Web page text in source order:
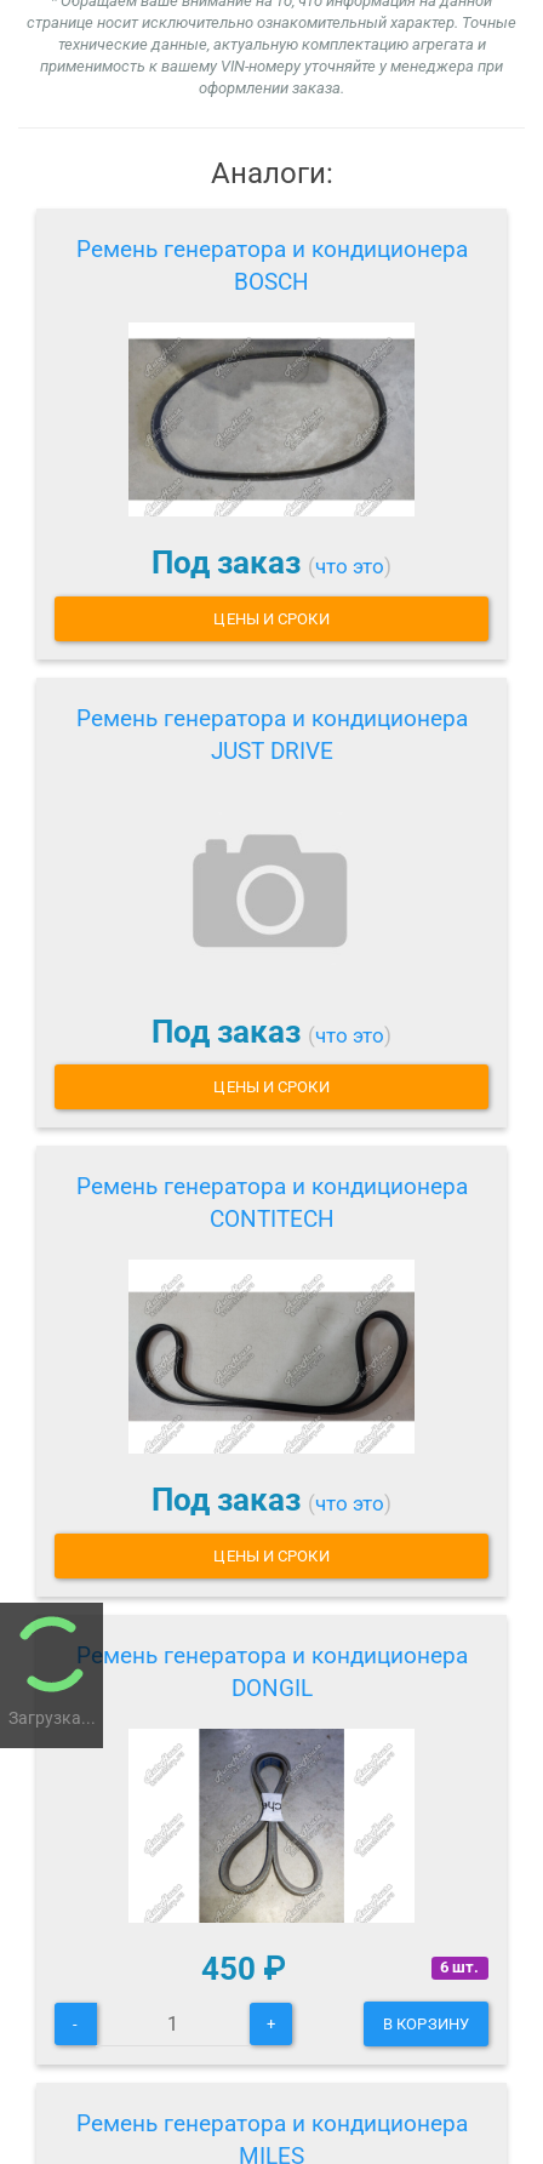
Загрузка...
странице носит исключительно ознакомительный характер. Точные
технические данные, актуальную комплектацию агрегата и
применимость к вашему VIN-номеру уточняйте у менеджера при
оформлении заказа.
Аналоги:
Ремень генератора и кондиционера
BOSCH
Под заказ (что это)
ЦЕНЫ И СРОКИ
Ремень генератора и кондиционера
JUST DRIVE
Под заказ (что это)
ЦЕНЫ И СРОКИ
Ремень генератора и кондиционера
CONTITECH
Под заказ (что это)
ЦЕНЫ И СРОКИ
Ремень генератора и кондиционера
DONGIL
6 шт.
450 ₽
- + В КОРЗИНУ
Ремень генератора и кондиционера
MILES